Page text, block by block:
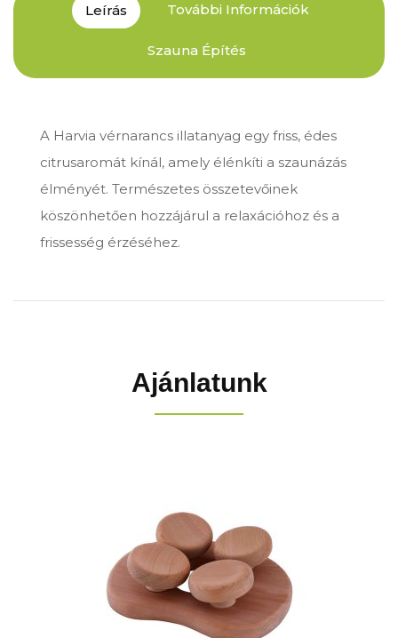
Leírás További Információk
Szauna Építés
A Harvia vérnarancs illatanyag egy friss, édes
citrusaromát kínál, amely élénkíti a szaunázás
élményét. Természetes összetevőinek
köszönhetően hozzájárul a relaxációhoz és a
frissesség érzéséhez.
Ajánlatunk